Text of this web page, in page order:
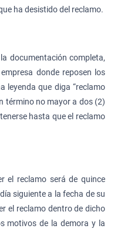
ha desistido del reclamo.
documentación completa,
donde reposen los
leyenda que diga “reclamo
término no mayor a dos (2)
hasta que el reclamo
el reclamo será de quince
siguiente a la fecha de su
el reclamo dentro de dicho
motivos de la demora y la